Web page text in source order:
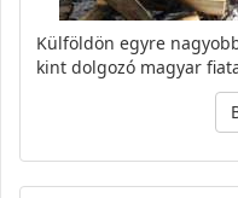
Külföldön egyre
kint dolgozó magyar